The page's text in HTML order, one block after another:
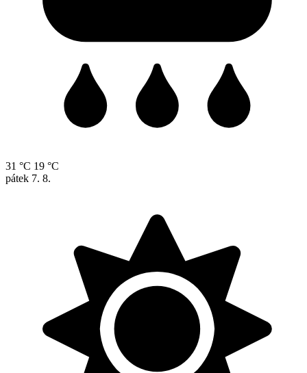
31 °C 19 °C
pátek 7. 8.